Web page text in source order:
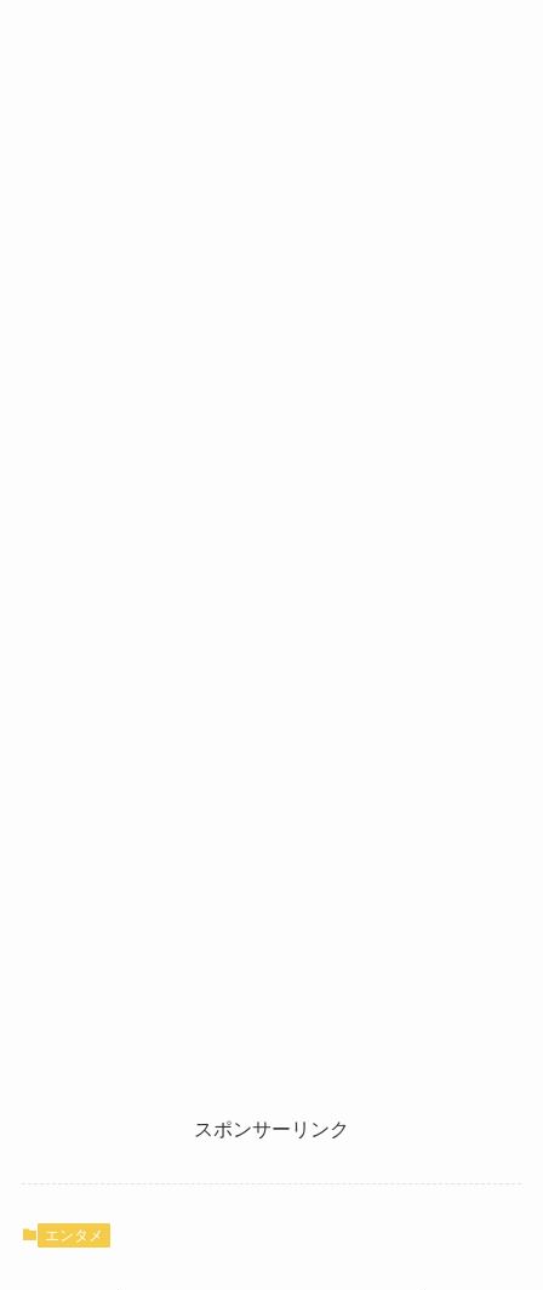
スポンサーリンク
エンタメ